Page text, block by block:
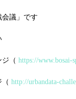
会議」です
（ https://www.bosai-
http://urbandata-